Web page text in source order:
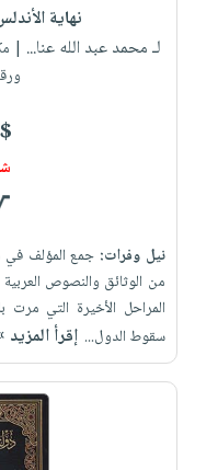
نهاية
لـ محمد عبد الله عنا... |
نيل وفرات: جمع المؤلف في
من الوثائق والنصوص
المراحل الأخيرة التي مرت
سقوط الدول... إقرأ المزيد